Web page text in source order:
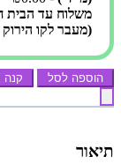
(מעבר לקו הירוק עד 8 ימי
הוספה לסל קנה
תיאור